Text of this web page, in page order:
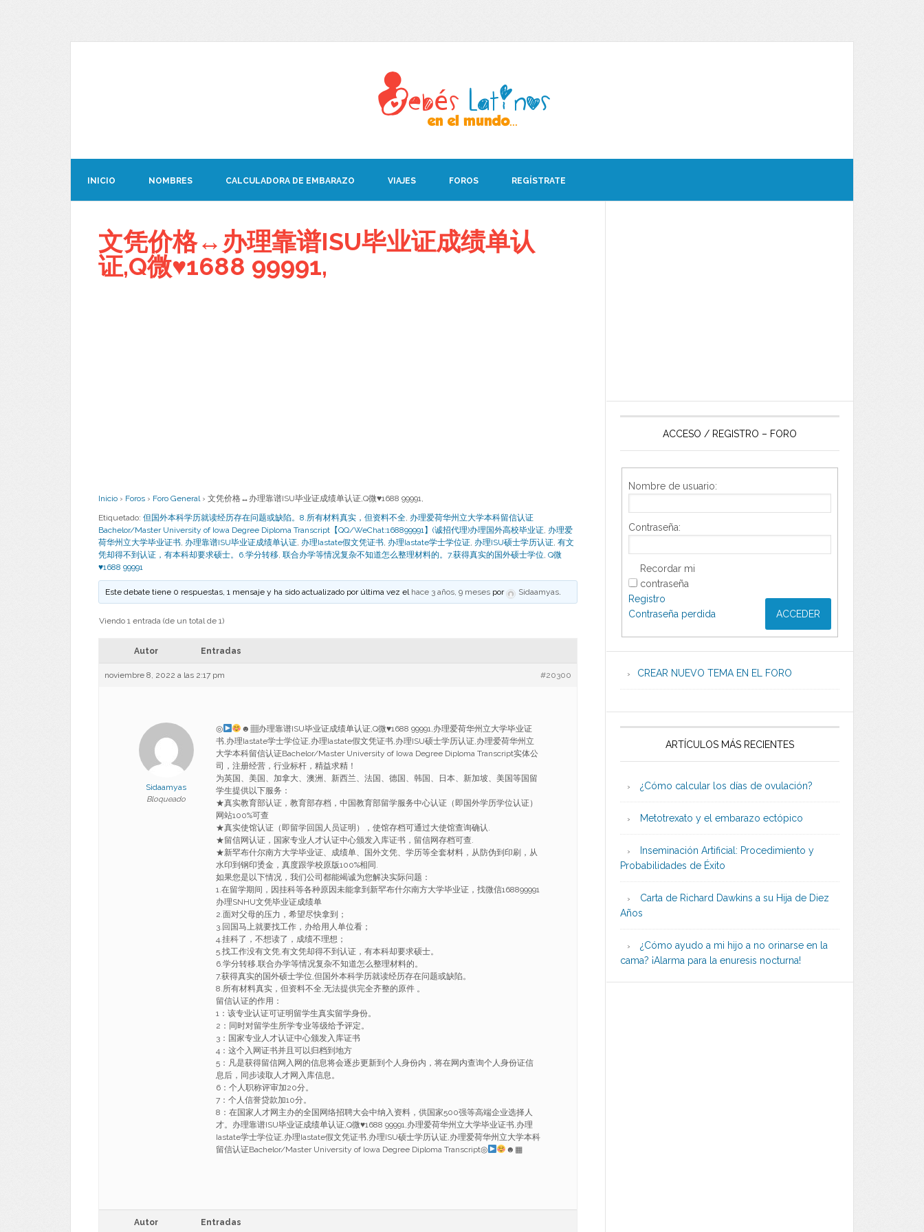
INICIO NOMBRES CALCULADORA DE EMBARAZO VIAJES FOROS REGÍSTRATE
文凭价格↔办理靠谱ISU毕业证成绩单认
证,Q微♥1688 99991,
Inicio › Foros › Foro General › 文凭价格↔办理靠谱ISU毕业证成绩单认证,Q微♥1688 99991,
Etiquetado: 但国外本科学历就读经历存在问题或缺陷。8.所有材料真实，但资料不全, 办理爱荷华州立大学本科留信认证
Bachelor/Master University of Iowa Degree Diploma Transcript【QQ/WeChat:168899991】(诚招代理)办理国外高校毕业证, 办理爱
荷华州立大学毕业证书, 办理靠谱ISU毕业证成绩单认证, 办理Iastate假文凭证书, 办理Iastate学士学位证, 办理ISU硕士学历认证, 有文
凭却得不到认证，有本科却要求硕士。6.学分转移, 联合办学等情况复杂不知道怎么整理材料的。7.获得真实的国外硕士学位, Q微
♥1688 99991
Este debate tiene 0 respuestas, 1 mensaje y ha sido actualizado por última vez el hace 3 años, 9 meses por Sidaamyas.
Viendo 1 entrada (de un total de 1)
Autor Entradas
noviembre 8, 2022 a las 2:17 pm #20300
Sidaamyas
Bloqueado
◎ ☻▦办理靠谱ISU毕业证成绩单认证,Q微♥1688 99991,办理爱荷华州立大学毕业证
书,办理Iastate学士学位证,办理Iastate假文凭证书,办理ISU硕士学历认证,办理爱荷华州立
大学本科留信认证Bachelor/Master University of Iowa Degree Diploma Transcript实体公
司，注册经营，行业标杆，精益求精！
为英国、美国、加拿大、澳洲、新西兰、法国、德国、韩国、日本、新加坡、美国等国留
学生提供以下服务：
★真实教育部认证，教育部存档，中国教育部留学服务中心认证（即国外学历学位认证）
网站100%可查
★真实使馆认证（即留学回国人员证明），使馆存档可通过大使馆查询确认.
★留信网认证，国家专业人才认证中心颁发入库证书，留信网存档可查.
★新罕布什尔南方大学毕业证、成绩单、国外文凭、学历等全套材料，从防伪到印刷，从
水印到钢印烫金，真度跟学校原版100%相同.
如果您是以下情况，我们公司都能竭诚为您解决实际问题：
1.在留学期间，因挂科等各种原因未能拿到新罕布什尔南方大学毕业证，找微信168899991
办理SNHU文凭毕业证成绩单
2.面对父母的压力，希望尽快拿到；
3.回国马上就要找工作，办给用人单位看；
4.挂科了，不想读了，成绩不理想；
5.找工作没有文凭,有文凭却得不到认证，有本科却要求硕士。
6.学分转移,联合办学等情况复杂不知道怎么整理材料的。
7.获得真实的国外硕士学位,但国外本科学历就读经历存在问题或缺陷。
8.所有材料真实，但资料不全,无法提供完全齐整的原件 。
留信认证的作用：
1：该专业认证可证明留学生真实留学身份。
2：同时对留学生所学专业等级给予评定。
3：国家专业人才认证中心颁发入库证书
4：这个入网证书并且可以归档到地方
5：凡是获得留信网入网的信息将会逐步更新到个人身份内，将在网内查询个人身份证信
息后，同步读取人才网入库信息。
6：个人职称评审加20分。
7：个人信誉贷款加10分。
8：在国家人才网主办的全国网络招聘大会中纳入资料，供国家500强等高端企业选择人
才。办理靠谱ISU毕业证成绩单认证,Q微♥1688 99991,办理爱荷华州立大学毕业证书,办理
Iastate学士学位证,办理Iastate假文凭证书,办理ISU硕士学历认证,办理爱荷华州立大学本科
留信认证Bachelor/Master University of Iowa Degree Diploma Transcript◎
☻▦
Autor Entradas
ACCESO / REGISTRO – FORO
Nombre de usuario:
Contraseña:
Recordar mi
contraseña
ACCEDER
Registro
Contraseña perdida
CREAR NUEVO TEMA EN EL FORO
ARTÍCULOS MÁS RECIENTES
¿Cómo calcular los días de ovulación?
Metotrexato y el embarazo ectópico
Inseminación Artificial: Procedimiento y
Probabilidades de Éxito
Carta de Richard Dawkins a su Hija de Diez
Años
¿Cómo ayudo a mi hijo a no orinarse en la
cama? ¡Alarma para la enuresis nocturna!